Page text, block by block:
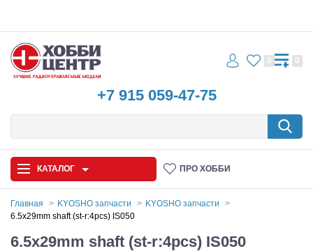
+7 915 059-47-75
0 0
КАТАЛОГ ПРО ХОББИ
Главная KYOSHO запчасти
KYOSHO запчасти
6.5x29mm shaft (st-r:4pcs) IS050
6.5x29mm shaft (st-r:4pcs) IS050